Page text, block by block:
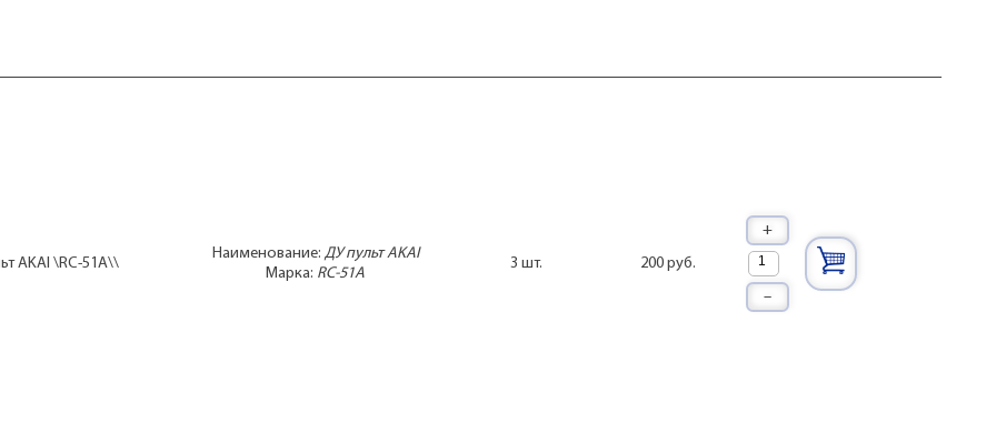
AKAI \RC-51A\\
Наименование: ДУ пульт AKAI
Марка: RC-51A
3 шт. 200 руб.
+
–